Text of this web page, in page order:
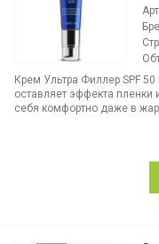
Крем Ультра Филлер SPF
оставляет эффекта пленки
себя комфортно даже в